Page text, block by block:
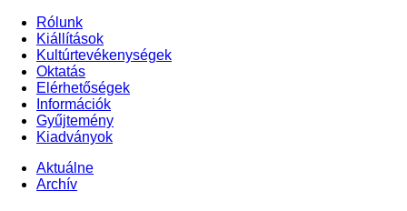
Rólunk
Kiállítások
Kultúrtevékenységek
Oktatás
Elérhetőségek
Információk
Gyűjtemény
Kiadványok
Aktuálne
Archív